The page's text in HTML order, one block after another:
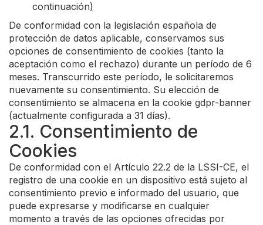
continuación)
De conformidad con la legislación española de
protección de datos aplicable, conservamos sus
opciones de consentimiento de cookies (tanto la
aceptación como el rechazo) durante un período de 6
meses. Transcurrido este período, le solicitaremos
nuevamente su consentimiento. Su elección de
consentimiento se almacena en la cookie gdpr-banner
(actualmente configurada a 31 días).
2.1. Consentimiento de
Cookies
De conformidad con el Artículo 22.2 de la LSSI-CE, el
registro de una cookie en un dispositivo está sujeto al
consentimiento previo e informado del usuario, que
puede expresarse y modificarse en cualquier
momento a través de las opciones ofrecidas por